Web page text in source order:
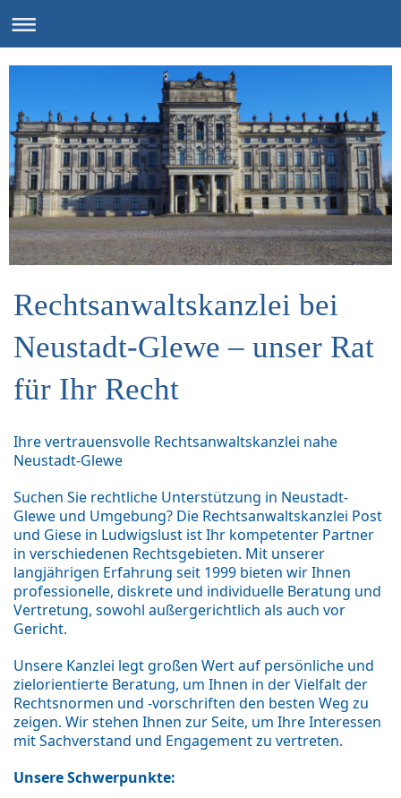
Rechtsanwaltskanzlei bei
Neustadt-Glewe – unser Rat
für Ihr Recht
Ihre vertrauensvolle Rechtsanwaltskanzlei nahe
Neustadt-Glewe
Suchen Sie rechtliche Unterstützung in Neustadt-
Glewe und Umgebung? Die Rechtsanwaltskanzlei Post
und Giese in Ludwigslust ist Ihr kompetenter Partner
in verschiedenen Rechtsgebieten. Mit unserer
langjährigen Erfahrung seit 1999 bieten wir Ihnen
professionelle, diskrete und individuelle Beratung und
Vertretung, sowohl außergerichtlich als auch vor
Gericht.
Unsere Kanzlei legt großen Wert auf persönliche und
zielorientierte Beratung, um Ihnen in der Vielfalt der
Rechtsnormen und -vorschriften den besten Weg zu
zeigen. Wir stehen Ihnen zur Seite, um Ihre Interessen
mit Sachverstand und Engagement zu vertreten.
Unsere Schwerpunkte: